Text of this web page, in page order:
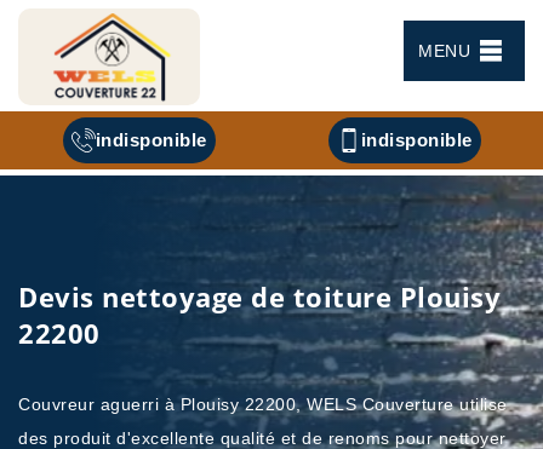
MENU
indisponible indisponible
Devis nettoyage de toiture Plouisy
22200
Couvreur aguerri à Plouisy 22200, WELS Couverture utilise
des produit d'excellente qualité et de renoms pour nettoyer